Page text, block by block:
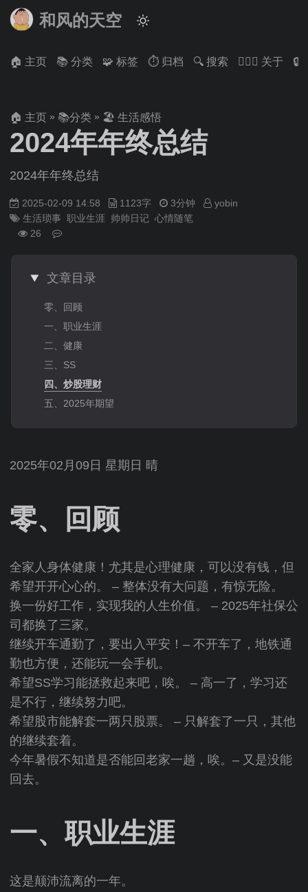
和风的天空
🏠 主页 📚 分类 🧩 标签 ⏱ 归档 🔍 搜索 🙋🏻‍♂️ 关于 🔒
🏠 主页 » 📚分类 » 🏖 生活感悟
2024年年终总结
2024年年终总结
2025-02-09 14:58 1123字 3分钟
yobin
生活琐事 职业生涯 帅帅日记 心情随笔
26
文章目录
零、回顾
一、职业生涯
二、健康
三、SS
四、炒股理财
五、2025年期望
2025年02月09日 星期日 晴
零、回顾
全家人身体健康！尤其是心理健康，可以没有钱，但
希望开开心心的。 – 整体没有大问题，有惊无险。
换一份好工作，实现我的人生价值。 – 2025年社保公
司都换了三家。
继续开车通勤了，要出入平安！– 不开车了，地铁通
勤也方便，还能玩一会手机。
希望SS学习能拯救起来吧，唉。 – 高一了，学习还
是不行，继续努力吧。
希望股市能解套一两只股票。 – 只解套了一只，其他
的继续套着。
今年暑假不知道是否能回老家一趟，唉。– 又是没能
回去。
一、职业生涯
这是颠沛流离的一年。